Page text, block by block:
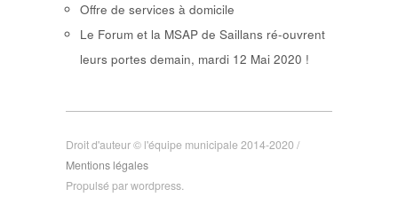
Offre de services à domicile
Le Forum et la MSAP de Saillans ré-ouvrent
leurs portes demain, mardi 12 Mai 2020 !
Droit d'auteur © l'équipe municipale 2014-2020 /
Mentions légales
Propulsé par wordpress.